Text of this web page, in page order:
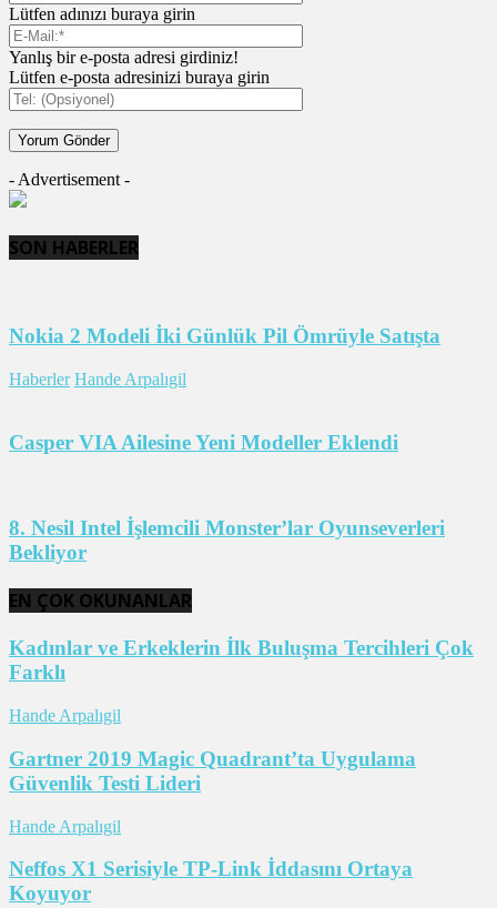
Lütfen adınızı buraya girin
Yanlış bir e-posta adresi girdiniz!
Lütfen e-posta adresinizi buraya girin
- Advertisement -
SON HABERLER
Nokia 2 Modeli İki Günlük Pil Ömrüyle Satışta
Haberler Hande Arpalıgil
Casper VIA Ailesine Yeni Modeller Eklendi
8. Nesil Intel İşlemcili Monster’lar Oyunseverleri
Bekliyor
EN ÇOK OKUNANLAR
Kadınlar ve Erkeklerin İlk Buluşma Tercihleri Çok
Farklı
Hande Arpalıgil
Gartner 2019 Magic Quadrant’ta Uygulama
Güvenlik Testi Lideri
Hande Arpalıgil
Neffos X1 Serisiyle TP-Link İddasını Ortaya
Koyuyor